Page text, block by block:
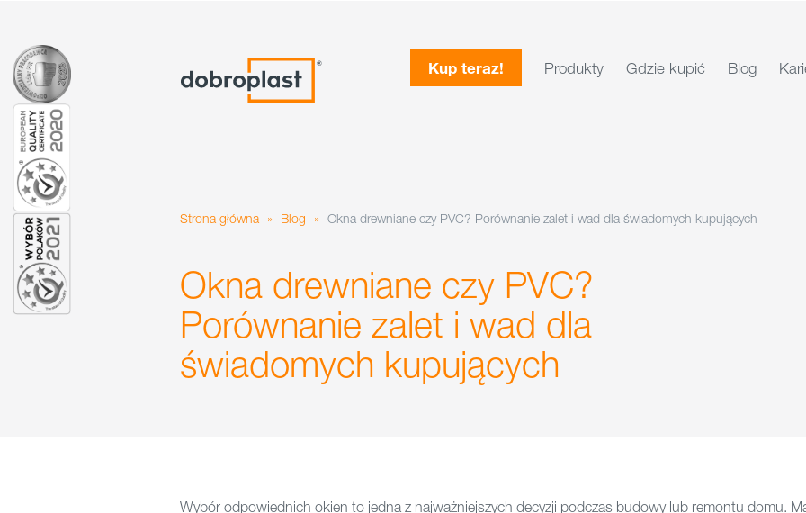
Kup teraz! Produkty Gdzie kupić Blog
Strona główna » Blog » Okna drewniane czy PVC? Porównanie zalet i wad dla świadomych kupujących
Okna drewniane czy PVC?
Porównanie zalet i wad dla
świadomych kupujących
Wybór odpowiednich okien to jedna z najważniejszych decyzji podczas budowy lub remontu domu.